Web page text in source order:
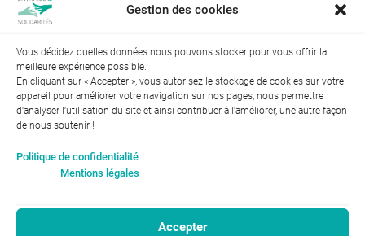
Gestion des cookies
Vous décidez quelles données nous pouvons stocker pour vous offrir la
meilleure expérience possible.
En cliquant sur « Accepter », vous autorisez le stockage de cookies sur votre
appareil pour améliorer votre navigation sur nos pages, nous permettre
d'analyser l’utilisation du site et ainsi contribuer à l'améliorer, une autre façon
de nous soutenir !
Politique de confidentialité
Mentions légales
Accepter
quotidien.
femmes : 94